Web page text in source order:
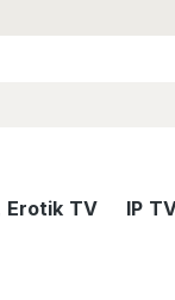
Erotik TV IP